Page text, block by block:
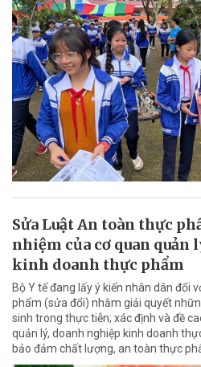
Sửa Luật An toàn thực
nhiệm của cơ quan quản
kinh doanh thực phẩm
Bộ Y tế đang lấy ý kiến nhân dân đối
phẩm (sửa đổi) nhằm giải quyết
sinh trong thực tiễn; xác định và đề
quản lý, doanh nghiệp kinh doanh
bảo đảm chất lượng, an toàn thực